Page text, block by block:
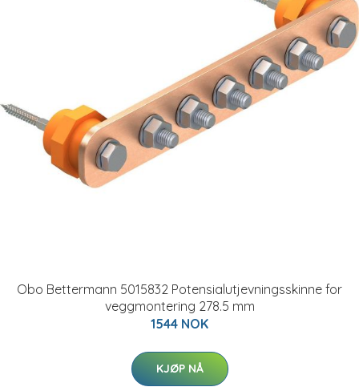
Obo Bettermann 5015832 Potensialutjevningsskinne for
veggmontering 278.5 mm
1544 NOK
KJØP NÅ